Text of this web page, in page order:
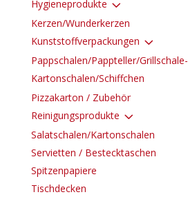
Hygieneprodukte 3
Kerzen/Wunderkerzen
Kunststoffverpackungen 3
Pappschalen/Pappteller/Grillschale-
Kartonschalen/Schiffchen
Pizzakarton / Zubehör
Reinigungsprodukte 3
Salatschalen/Kartonschalen
Servietten / Bestecktaschen
Spitzenpapiere
Tischdecken